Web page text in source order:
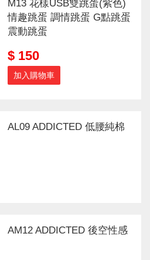
M13 花樣USB雙跳蛋(紫色)
情趣跳蛋 調情跳蛋 G點跳蛋
震動跳蛋
$ 150
加入購物車
AL09 ADDICTED 低腰純棉
AM12 ADDICTED 後空性感